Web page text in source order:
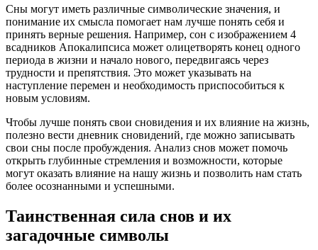
Сны могут иметь различные символические значения, и
понимание их смысла помогает нам лучше понять себя и
принять верные решения. Например, сон с изображением 4
всадников Апокалипсиса может олицетворять конец одного
периода в жизни и начало нового, передвигаясь через
трудности и препятствия. Это может указывать на
наступление перемен и необходимость приспособиться к
новым условиям.
Чтобы лучше понять свои сновидения и их влияние на жизнь,
полезно вести дневник сновидений, где можно записывать
свои сны после пробуждения. Анализ снов может помочь
открыть глубинные стремления и возможности, которые
могут оказать влияние на нашу жизнь и позволить нам стать
более осознанными и успешными.
Таинственная сила снов и их
загадочные символы